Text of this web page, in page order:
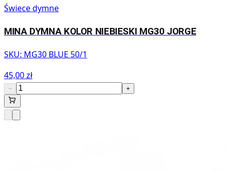
Świece dymne
MINA DYMNA KOLOR NIEBIESKI MG30 JORGE
SKU: MG30 BLUE 50/1
45,00 zł
− +